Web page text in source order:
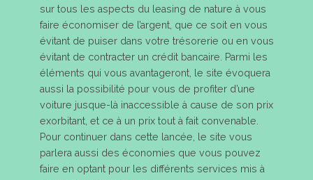
sur tous les aspects du leasing de nature à vous
faire économiser de l’argent, que ce soit en vous
évitant de puiser dans votre trésorerie ou en vous
évitant de contracter un crédit bancaire. Parmi les
éléments qui vous avantageront, le site évoquera
aussi la possibilité pour vous de profiter d’une
voiture jusque-là inaccessible à cause de son prix
exorbitant, et ce à un prix tout à fait convenable.
Pour continuer dans cette lancée, le site vous
parlera aussi des économies que vous pouvez
faire en optant pour les différents services mis à